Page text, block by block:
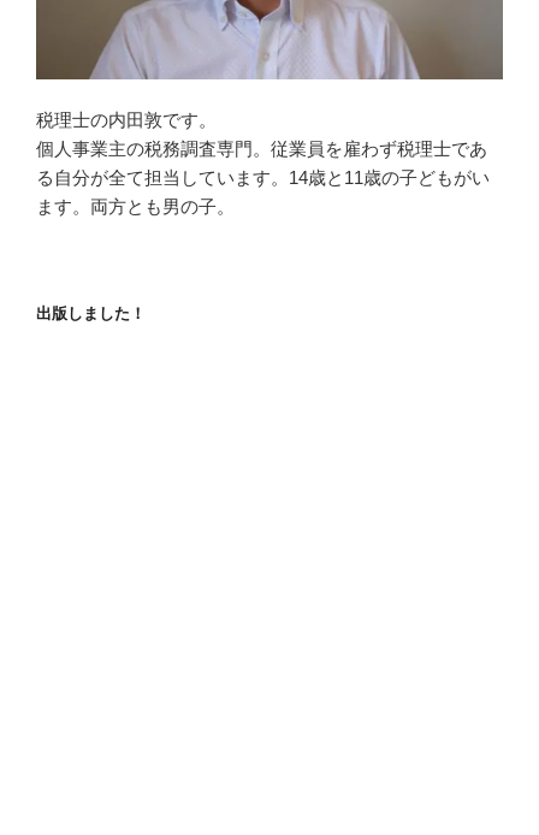
税理士の内田敦です。
個人事業主の税務調査専門。従業員を雇わず税理士であ
る自分が全て担当しています。14歳と11歳の子どもがい
ます。両方とも男の子。
出版しました！